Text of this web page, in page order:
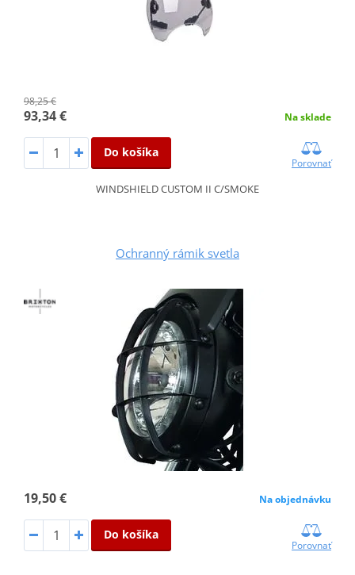
98,25 €
93,34 € Na sklade
Do košíka
Porovnať
WINDSHIELD CUSTOM II C/SMOKE
Ochranný rámik svetla
19,50 € Na objednávku
Do košíka
Porovnať